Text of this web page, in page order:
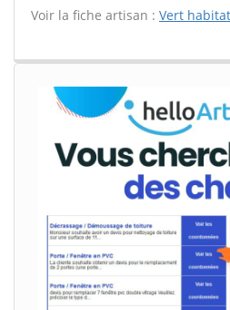
Voir la fiche artisan : Vert habitat